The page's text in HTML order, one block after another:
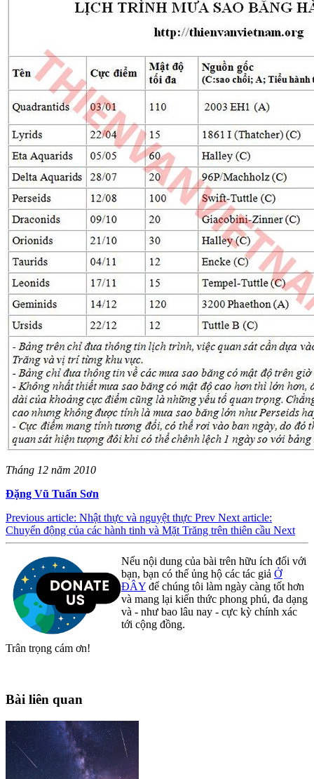
Tháng 12 năm 2010
Đặng Vũ Tuấn Sơn
Previous article: Nhật thực và nguyệt thực Prev Next article:
Chuyển động của các hành tinh và Mặt Trăng trên thiên cầu Next
Nếu nội dung của bài trên hữu ích đối với
bạn, bạn có thể ủng hộ các tác giả Ở
ĐÂY để chúng tôi làm ngày càng tốt hơn
và mang lại kiến thức phong phú, đa dạng
và - như bao lâu nay - cực kỳ chính xác
tới cộng đồng.
Trân trọng cám ơn!
Bài liên quan